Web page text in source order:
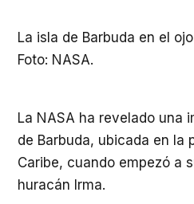
La isla de Barbuda en el
Foto: NASA.
La NASA ha revelado una
de Barbuda, ubicada en la
Caribe, cuando empezó a
huracán Irma.